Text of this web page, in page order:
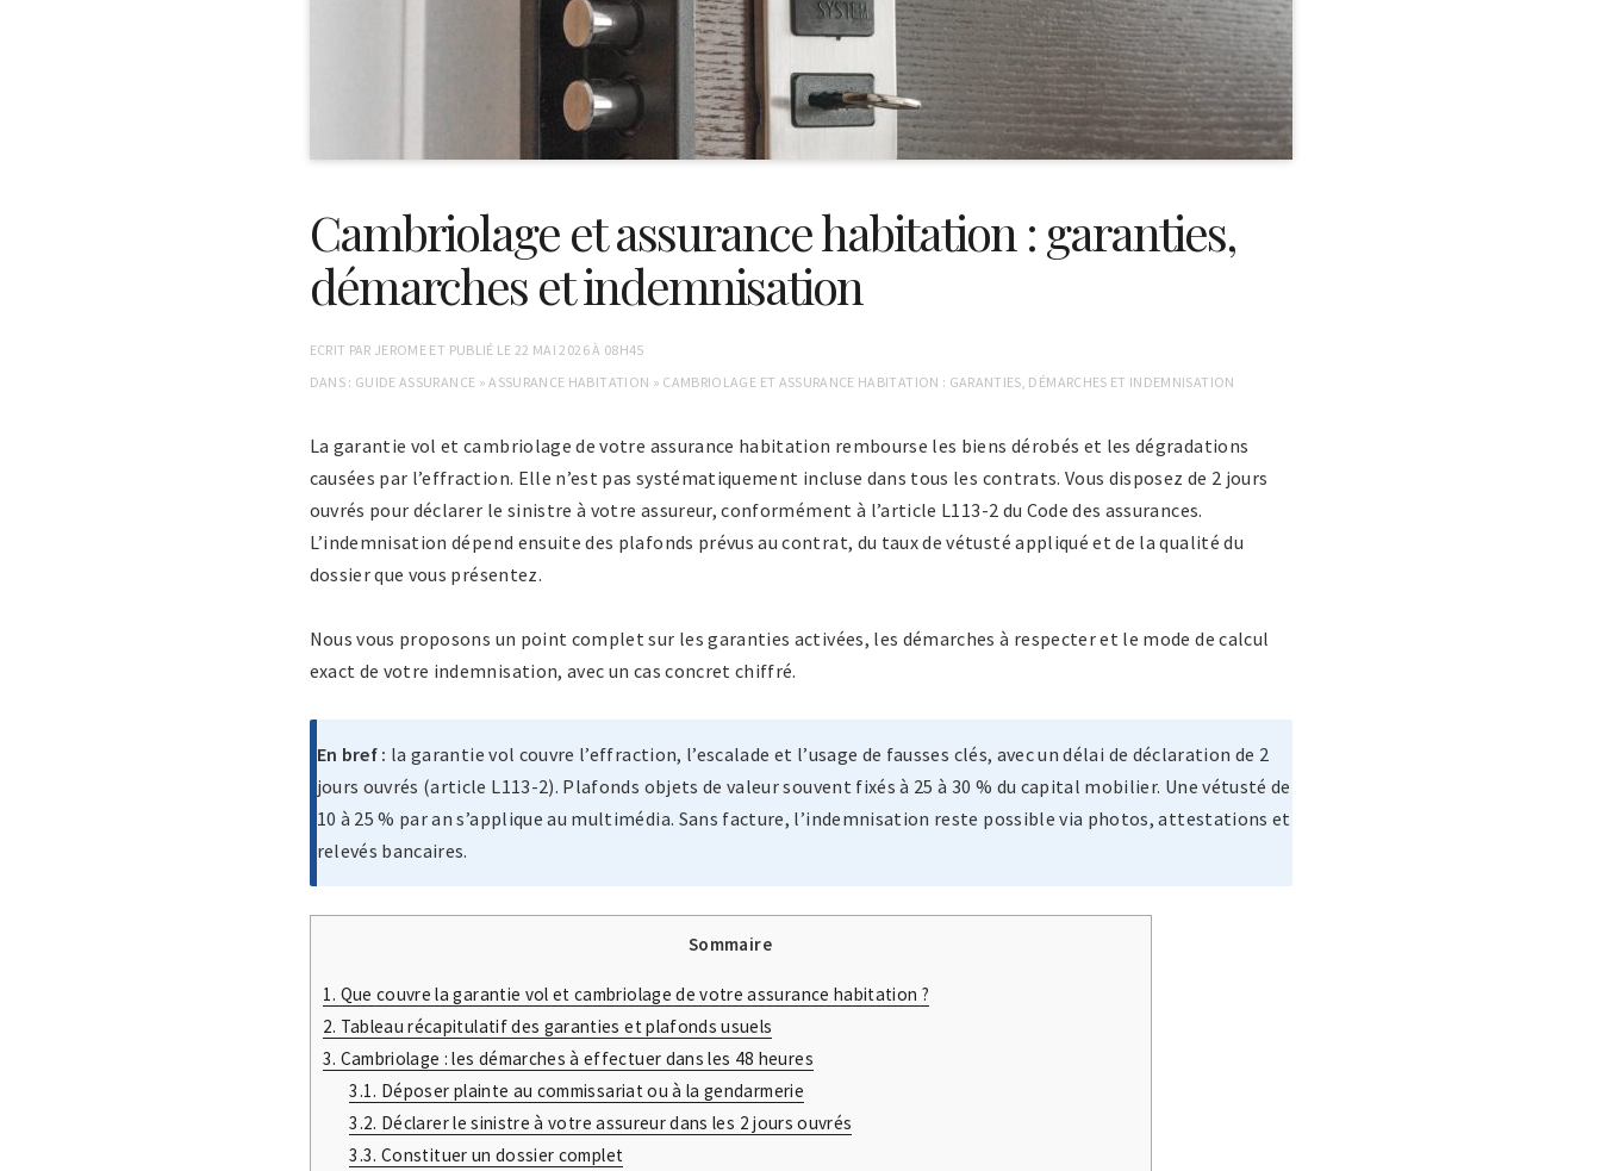
Cambriolage et assurance habitation : garanties,
démarches et indemnisation
ECRIT PAR JEROME ET PUBLIÉ LE22 MAI 2026 À 08H45
DANS : GUIDE ASSURANCE »ASSURANCE HABITATION » CAMBRIOLAGE ET ASSURANCE HABITATION : GARANTIES, DÉMARCHES ET INDEMNISATION
La garantie vol et cambriolage de votre assurance habitation rembourse les biens dérobés et les dégradations
causées par l’effraction. Elle n’est pas systématiquement incluse dans tous les contrats. Vous disposez de 2 jours
ouvrés pour déclarer le sinistre à votre assureur, conformément à l’article L113-2 du Code des assurances.
L’indemnisation dépend ensuite des plafonds prévus au contrat, du taux de vétusté appliqué et de la qualité du
dossier que vous présentez.
Nous vous proposons un point complet sur les garanties activées, les démarches à respecter et le mode de calcul
exact de votre indemnisation, avec un cas concret chiffré.
En bref : la garantie vol couvre l’effraction, l’escalade et l’usage de fausses clés, avec un délai de déclaration de 2
jours ouvrés (article L113-2). Plafonds objets de valeur souvent fixés à 25 à 30 % du capital mobilier. Une vétusté de
10 à 25 % par an s’applique au multimédia. Sans facture, l’indemnisation reste possible via photos, attestations et
relevés bancaires.
Sommaire
1. Que couvre la garantie vol et cambriolage de votre assurance habitation ?
2. Tableau récapitulatif des garanties et plafonds usuels
3. Cambriolage : les démarches à effectuer dans les 48 heures
3.1. Déposer plainte au commissariat ou à la gendarmerie
3.2. Déclarer le sinistre à votre assureur dans les 2 jours ouvrés
3.3. Constituer un dossier complet